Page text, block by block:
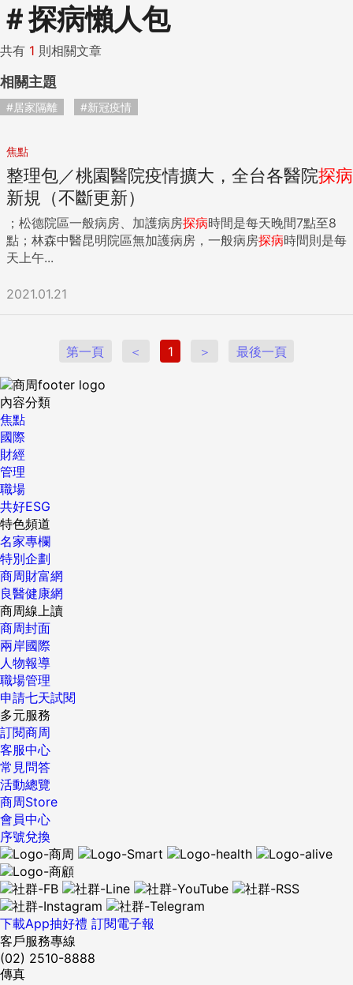
＃探病懶人包
共有 1 則相關文章
相關主題
#居家隔離 #新冠疫情
焦點
整理包／桃園醫院疫情擴大，全台各醫院探病
新規（不斷更新）
；松德院區一般病房、加護病房探病時間是每天晚間7點至8
點；林森中醫昆明院區無加護病房，一般病房探病時間則是每
天上午...
2021.01.21
第一頁 ＜ 1 ＞ 最後一頁
內容分類
焦點
國際
財經
管理
職場
共好ESG
特色頻道
名家專欄
特別企劃
商周財富網
良醫健康網
商周線上讀
商周封面
兩岸國際
人物報導
職場管理
申請七天試閱
多元服務
訂閱商周
客服中心
常見問答
活動總覽
商周Store
會員中心
序號兌換
下載App抽好禮 訂閱電子報
客戶服務專線
(02) 2510-8888
傳真